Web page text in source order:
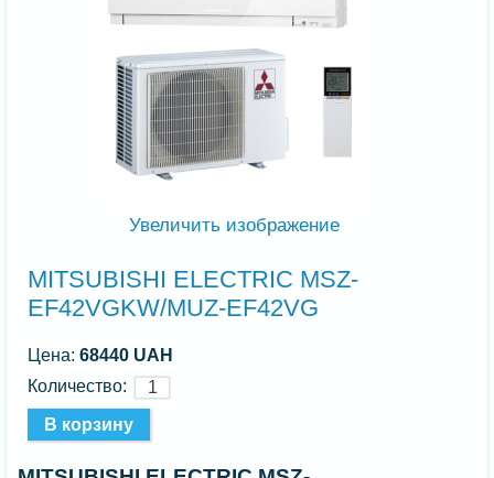
Увеличить изображение
MITSUBISHI ELECTRIC MSZ-
EF42VGKW/MUZ-EF42VG
Цена:68440 UAH
Количество: